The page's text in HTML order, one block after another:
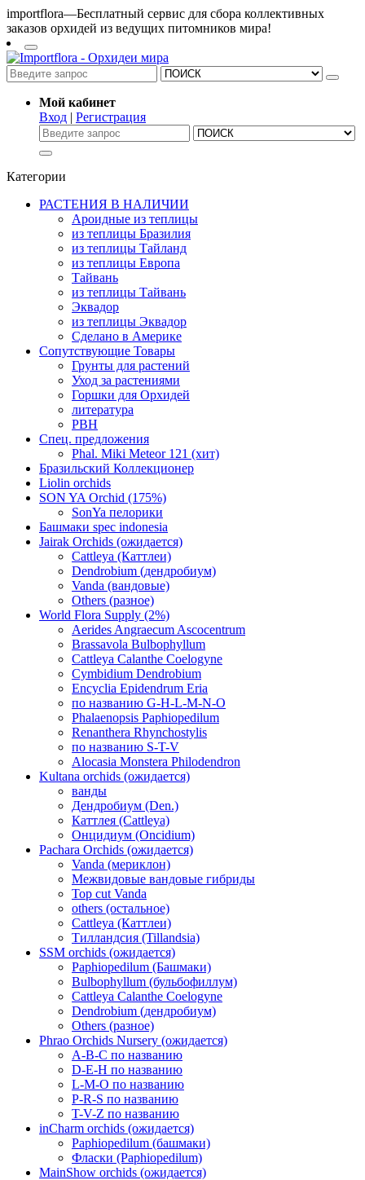
importflora—Бесплатный сервис для сбора коллективных
заказов орхидей из ведущих питомников мира!
Мой кабинет
Вход | Регистрация
Категории
РАСТЕНИЯ В НАЛИЧИИ
Ароидные из теплицы
из теплицы Бразилия
из теплицы Тайланд
из теплицы Европа
Тайвань
из теплицы Тайвань
Эквадор
из теплицы Эквадор
Сделано в Америке
Сопутствующие Товары
Грунты для растений
Уход за растениями
Горшки для Орхидей
литература
РВН
Спец. предложения
Phal. Miki Meteor 121 (хит)
Бразильский Коллекционер
Liolin orchids
SON YA Orchid (175%)
SonYa пелорики
Башмаки spec indonesia
Jairak Orchids (ожидается)
Cattleya (Каттлеи)
Dendrobium (дендробиум)
Vanda (вандовые)
Others (разное)
World Flora Supply (2%)
Aerides Angraecum Ascocentrum
Brassavola Bulbophyllum
Cattleya Calanthe Coelogyne
Cymbidium Dendrobium
Encyclia Epidendrum Eria
по названию G-H-L-M-N-O
Phalaenopsis Paphiopedilum
Renanthera Rhynchostylis
по названию S-T-V
Alocasia Monstera Philodendron
Kultana orchids (ожидается)
ванды
Дендробиум (Den.)
Каттлея (Cattleya)
Онцидиум (Oncidium)
Pachara Orchids (ожидается)
Vanda (мериклон)
Межвидовые вандовые гибриды
Top cut Vanda
others (остальное)
Cattleya (Каттлеи)
Тилландсия (Tillandsia)
SSM orchids (ожидается)
Paphiopedilum (Башмаки)
Bulbophyllum (бульбофиллум)
Cattleya Calanthe Coelogyne
Dendrobium (дендробиум)
Others (разное)
Phrao Orchids Nursery (ожидается)
A-B-C по названию
D-E-H по названию
L-M-O по названию
P-R-S по названию
T-V-Z по названию
inCharm orchids (ожидается)
Paphiopedilum (башмаки)
Фласки (Paphiopedilum)
MainShow orchids (ожидается)